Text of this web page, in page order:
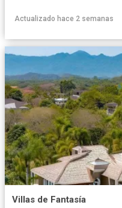
Actualizado hace 2 semanas
Villas de Fantasía